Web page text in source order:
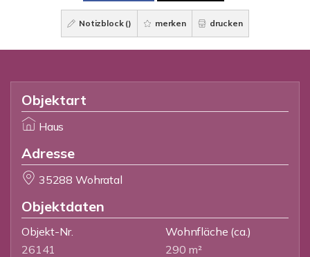
Notizblock () merken drucken
Objektart
Haus
Adresse
35288 Wohratal
Objektdaten
Objekt-Nr.
26141
Wohnfläche (ca.)
290 m²